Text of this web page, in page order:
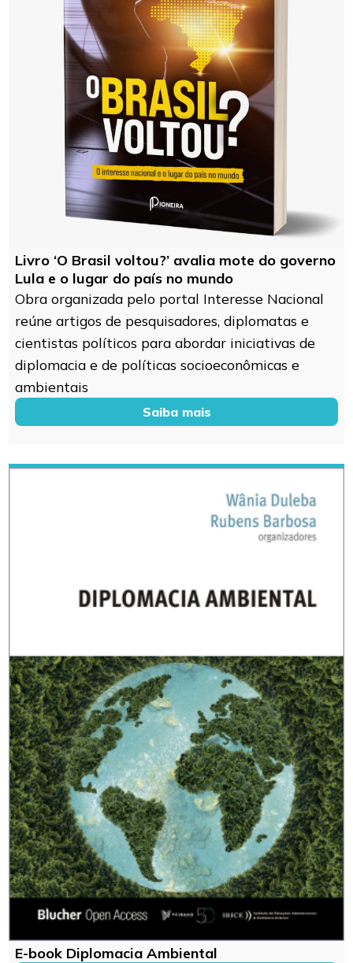
Livro ‘O Brasil voltou?’ avalia mote do governo
Lula e o lugar do país no mundo
Obra organizada pelo portal Interesse Nacional
reúne artigos de pesquisadores, diplomatas e
cientistas políticos para abordar iniciativas de
diplomacia e de políticas socioeconômicas e
ambientais
Saiba mais
E-book Diplomacia Ambiental